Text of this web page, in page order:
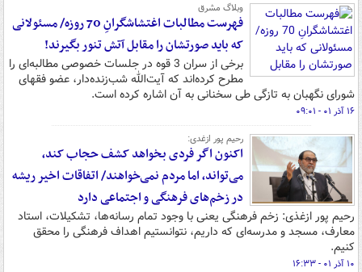
وبلاگ مشرق
فهرست مطالبات اغتشاشگرانِ 70 روزه/ مسئولانی
که باید صورتشان را مقابل آتش تنور بگیرند!
برخی از سران 3 قوه در جلسات خصوصی مطالبه‌ای را
مطرح کرده‌اند که آیت‌الله شب‌زنده‌دار، عضو فقهای
شورای نگهبان به تازگی طی سخنانی به آن اشاره کرده است.
۱۶ آذر ۰۱ - ۰۹:۰۱
رحیم پور ازغدی:
اکنون اگر فردی بخواهد کشف حجاب کند،
می‌تواند، اما مردم نمی‌خواهند/ اتفاقات اخیر ریشه
در زخم‌های فرهنگی و اجتماعی دارد
رحیم پور ازغذی: زخم فرهنگی یعنی با وجود تمام رسانه‌ها، تشکیلات، استاد
معارف، مسجد و مدرسه‌ای که داریم، نتوانستیم اهداف فرهنگی را محقق
کنیم.
۱۰ آذر ۰۱ - ۱۶:۳۳